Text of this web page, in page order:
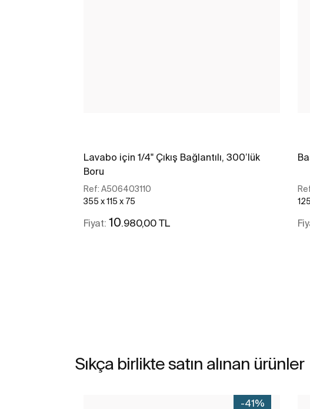
Lavabo için 1/4" Çıkış Bağlantılı, 300’lük
Boru
Ref: A506403110
355 x 115 x 75
Fiyat: 10 .980,00 TL
Sıkça birlikte satın alınan ürünler
-41%